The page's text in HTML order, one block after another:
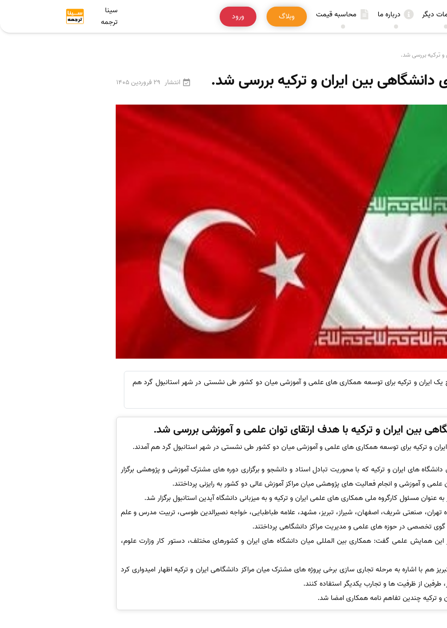
دیگر درباره ما محاسبه قیمت وبلاگ ورود
سینا
ترجمه
و ترکیه بررسی شد.
دانشگاهی بین ایران و ترکیه بررسی شد. انتشار 29 فروردین 1405
ایران و ترکیه برای توسعه همکاری های علمی و آموزشی میان دو کشور طی نشستی در شهر استانبول گرد هم
بین ایران و ترکیه با هدف ارتقای توان علمی و آموزشی بررسی شد.
ایران و ترکیه برای توسعه همکاری های علمی و آموزشی میان دو کشور طی نشستی در شهر استانبول گرد هم آمدند.
های ایران و ترکیه که با محوریت تبادل استاد و دانشجو و برگزاری دوره های مشترک آموزشی و پژوهشی برگزار
و آموزشی و انجام فعالیت های پژوهشی میان مراکز آموزش عالی دو کشور به رایزنی پرداختند.
عنوان مسئول کارگروه ملی همکاری های علمی ایران و ترکیه و به میزبانی دانشگاه آیدین استانبول برگزار شد.
تهران، صنعتی شریف، اصفهان، شیراز، تبریز، مشهد، علامه طباطبایی، خواجه نصیرالدین طوسی، تربیت مدرس و علم
تخصصی در حوزه های علمی و مدیریت مراکز دانشگاهی پرداختند.
این همایش علمی گفت: همکاری بین المللی میان دانشگاه های ایران و کشورهای مختلف، دستور کار وزارت علوم،
هم با اشاره به مرحله تجاری سازی برخی پروژه های مشترک میان مراکز دانشگاهی ایران و ترکیه اظهار امیدواری کرد
از ظرفیت ها و تجارب یکدیگر استفاده کنند.
و ترکیه چندین تفاهم نامه همکاری امضا شد.